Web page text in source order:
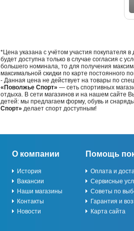
*Цена указана с учётом участия покупателя
будет доступна только в случае согласия с
большего номинала, то для получения
максимальной скидки по карте постоянного
- Данная цена не действует на товары по
«Поволжье Спорт» — сеть спортивных
отдыха. В сети магазинов и на нашем сайте
детей: мы предлагаем форму, обувь и
Спорт» делает спорт доступным!
О компании
История
Вакансии
Наши магазины
Контакты
Новости
Помощь
Оплата и
Сервисные
Советы по
Гарантия и
Карта сайта